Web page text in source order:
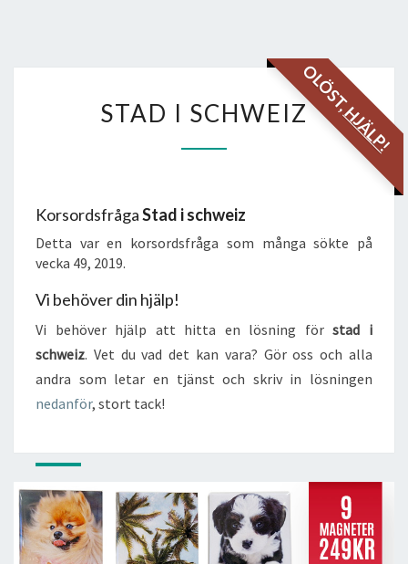
OLÖST,
HJÄLP!
I
STAD I SCHWEIZ
KorsordsfrågaStad i schweiz
Detta var en korsordsfråga som många sökte på
vecka 49, 2019.
Vi behöver din hjälp!
Vi behöver hjälp att hitta en lösning förstad i
schweiz. Vet du vad det kan vara? Gör oss och alla
andra som letar en tjänst och skriv in lösningen
nedanför, stort tack!